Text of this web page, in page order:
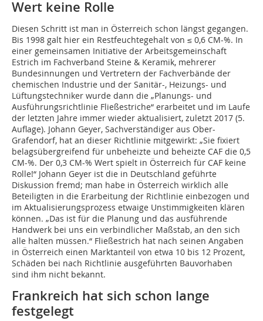
Wert keine Rolle
Diesen Schritt ist man in Österreich schon längst gegangen.
Bis 1998 galt hier ein Restfeuchtegehalt von ≤ 0,6 CM-%. In
einer gemeinsamen Initiative der Arbeitsgemeinschaft
Estrich im Fachverband Steine & Keramik, mehrerer
Bundesinnungen und Vertretern der Fachverbände der
chemischen Industrie und der Sanitär-, Heizungs- und
Lüftungstechniker wurde dann die „Planungs- und
Ausführungsrichtlinie Fließestriche“ erarbeitet und im Laufe
der letzten Jahre immer wieder aktualisiert, zuletzt 2017 (5.
Auflage). Johann Geyer, Sachverständiger aus Ober-
Grafendorf, hat an dieser Richtlinie mitgewirkt: „Sie fixiert
belagsübergreifend für unbeheizte und beheizte CAF die 0,5
CM-%. Der 0,3 CM-% Wert spielt in Österreich für CAF keine
Rolle!“ Johann Geyer ist die in Deutschland geführte
Diskussion fremd; man habe in Österreich wirklich alle
Beteiligten in die Erarbeitung der Richtlinie einbezogen und
im Aktualisierungsprozess etwaige Unstimmigkeiten klären
können. „Das ist für die Planung und das ausführende
Handwerk bei uns ein verbindlicher Maßstab, an den sich
alle halten müssen.“ Fließestrich hat nach seinen Angaben
in Österreich einen Marktanteil von etwa 10 bis 12 Prozent,
Schäden bei nach Richtlinie ausgeführten Bauvorhaben
sind ihm nicht bekannt.
Frankreich hat sich schon lange
festgelegt